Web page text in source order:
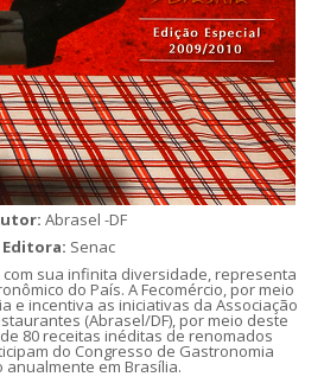
Abrasel -DF
Editora: Senac
com sua infinita diversidade, representa
do País. A Fecomércio, por meio
e incentiva as iniciativas da Associação
(Abrasel/DF), por meio deste
80 receitas inéditas de renomados
do Congresso de Gastronomia
anualmente em Brasília.